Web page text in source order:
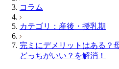
コラム
カテゴリ：産後・授乳期
完ミにデメリットはある？
どっちがいい？を解消！